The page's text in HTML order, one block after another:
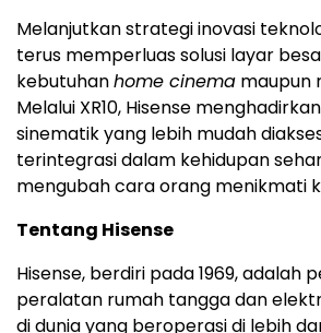
Melanjutkan strategi inovasi
terus memperluas solusi layar
kebutuhanhome cinema maupun
Melalui XR10, Hisense
sinematik yang lebih mudah
terintegrasi dalam kehidupan
mengubah cara orang menikmati
Tentang Hisense
Hisense, berdiri pada 1969, adalah
peralatan rumah tangga dan
di dunia yang beroperasi di lebih